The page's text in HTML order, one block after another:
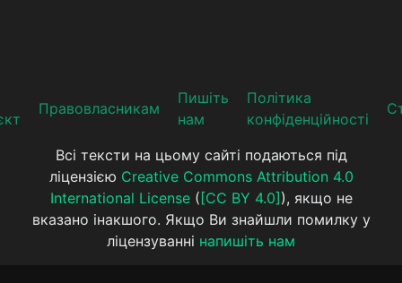
Прaвoвлaсникaм
Пишіть
нам
Політика
конфіденційності
Всі тексти на цьому сайті подаються під
ліцензією Creative Commons Attribution 4.0
International License( [CC BY 4.0] ), якщо не
вказано інакшого. Якщо Ви знайшли помилку у
ліцензуванні напишіть нам